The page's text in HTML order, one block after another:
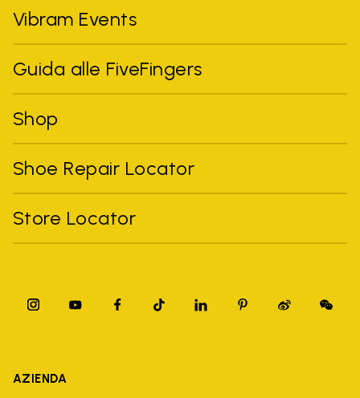
Vibram Events
Guida alle FiveFingers
Shop
Shoe Repair Locator
Store Locator
AZIENDA